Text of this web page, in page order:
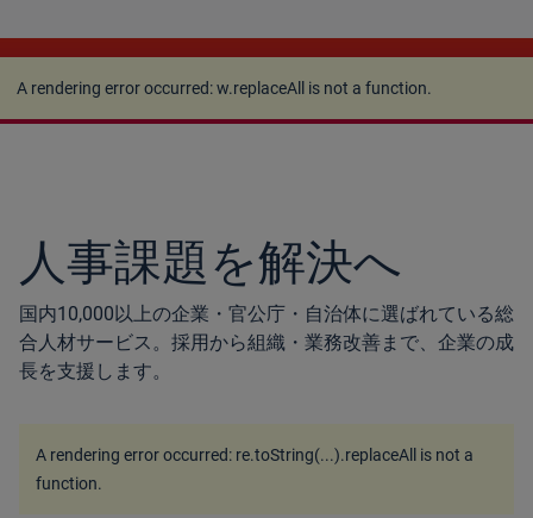
A rendering error occurred:w.replaceAll is not a
function.
A rendering error occurred:w.replaceAll is not a function.
人事課題を解決へ
国内10,000以上の企業・官公庁・自治体に選ばれている総
合人材サービス。採用から組織・業務改善まで、企業の成
長を支援します。
A rendering error occurred: re.toString(...).replaceAll is not a
function.